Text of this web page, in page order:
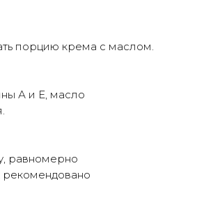
порцию крема с маслом.
А и Е, масло
равномерно
рекомендовано